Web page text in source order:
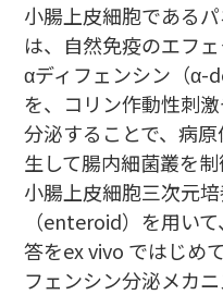
小腸上皮細胞である
は、自然免疫のエフ
αディフェンシン（α-
を、コリン作動性刺
分泌することで、病
生して腸内細菌叢を制
小腸上皮細胞三次元
（enteroid）を用い
答をex vivo ではじめ
フェンシン分泌メカ